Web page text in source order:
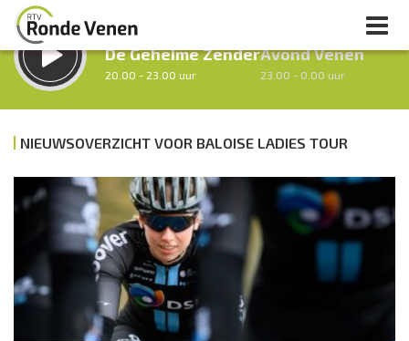
LUISTER LIVE:
De Geheime Zender
20.00 - 23.00 uur
Avond Venen
23.00 - 0.00 uur
Vorig uur Volgend uur
NIEUWSOVERZICHT VOOR BALOISE LADIES TOUR